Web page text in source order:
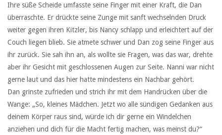
Ihre süße Scheide umfasste seine Finger mit einer Kraft, die Dan
überraschte. Er drückte seine Zunge mit sanft wechselnden Druck
weiter gegen ihren Kitzler, bis Nancy schlapp und erleichtert auf der
Couch liegen blieb. Sie atmete schwer und Dan zog seine Finger aus
ihr zurück. Sie sah ihn an, als wollte sie Fragen, was das war, drehte
aber ihr Gesicht mit geschlossenen Augen zur Seite. Nanni war nicht
gerne laut und das hier hatte mindestens ein Nachbar gehört.
Dan grinste zufrieden und strich ihr mit dem Handrücken über die
Wange: „So, kleines Mädchen. Jetzt wo alle sündigen Gedanken aus
deinem Körper raus sind, würde ich dir gerne ein Windelchen
anziehen und dich für die Macht fertig machen, was meinst du?“